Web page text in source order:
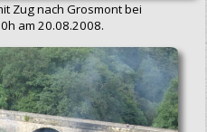
Zug nach Grosmont bei
am 20.08.2008.